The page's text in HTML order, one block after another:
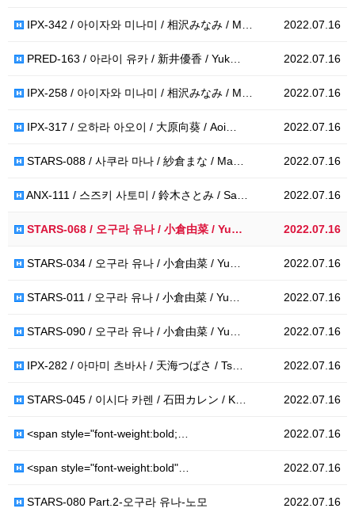
2022.07.16
IPX-342 / 아이자와 미나미 / 相沢みなみ / M…
2022.07.16
PRED-163 / 아라이 유카 / 新井優香 / Yuk…
2022.07.16
IPX-258 / 아이자와 미나미 / 相沢みなみ / M…
2022.07.16
IPX-317 / 오하라 아오이 / 大原向葵 / Aoi…
2022.07.16
STARS-088 / 사쿠라 마나 / 紗倉まな / Ma…
2022.07.16
ANX-111 / 스즈키 사토미 / 鈴木さとみ / Sa…
2022.07.16
STARS-068 / 오구라 유나 / 小倉由菜 / Yu…
2022.07.16
STARS-034 / 오구라 유나 / 小倉由菜 / Yu…
2022.07.16
STARS-011 / 오구라 유나 / 小倉由菜 / Yu…
2022.07.16
STARS-090 / 오구라 유나 / 小倉由菜 / Yu…
2022.07.16
IPX-282 / 아마미 츠바사 / 天海つばさ / Ts…
2022.07.16
STARS-045 / 이시다 카렌 / 石田カレン / K…
2022.07.16
<span style="font-weight:bold;…
2022.07.16
<span style="font-weight:bold"…
2022.07.16
STARS-080 Part.2-오구라 유나-노모